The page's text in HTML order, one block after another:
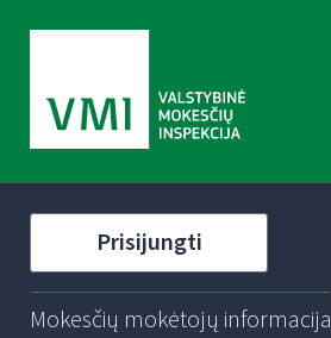
Prisijungti
Mokesčių mokėtojų informacija